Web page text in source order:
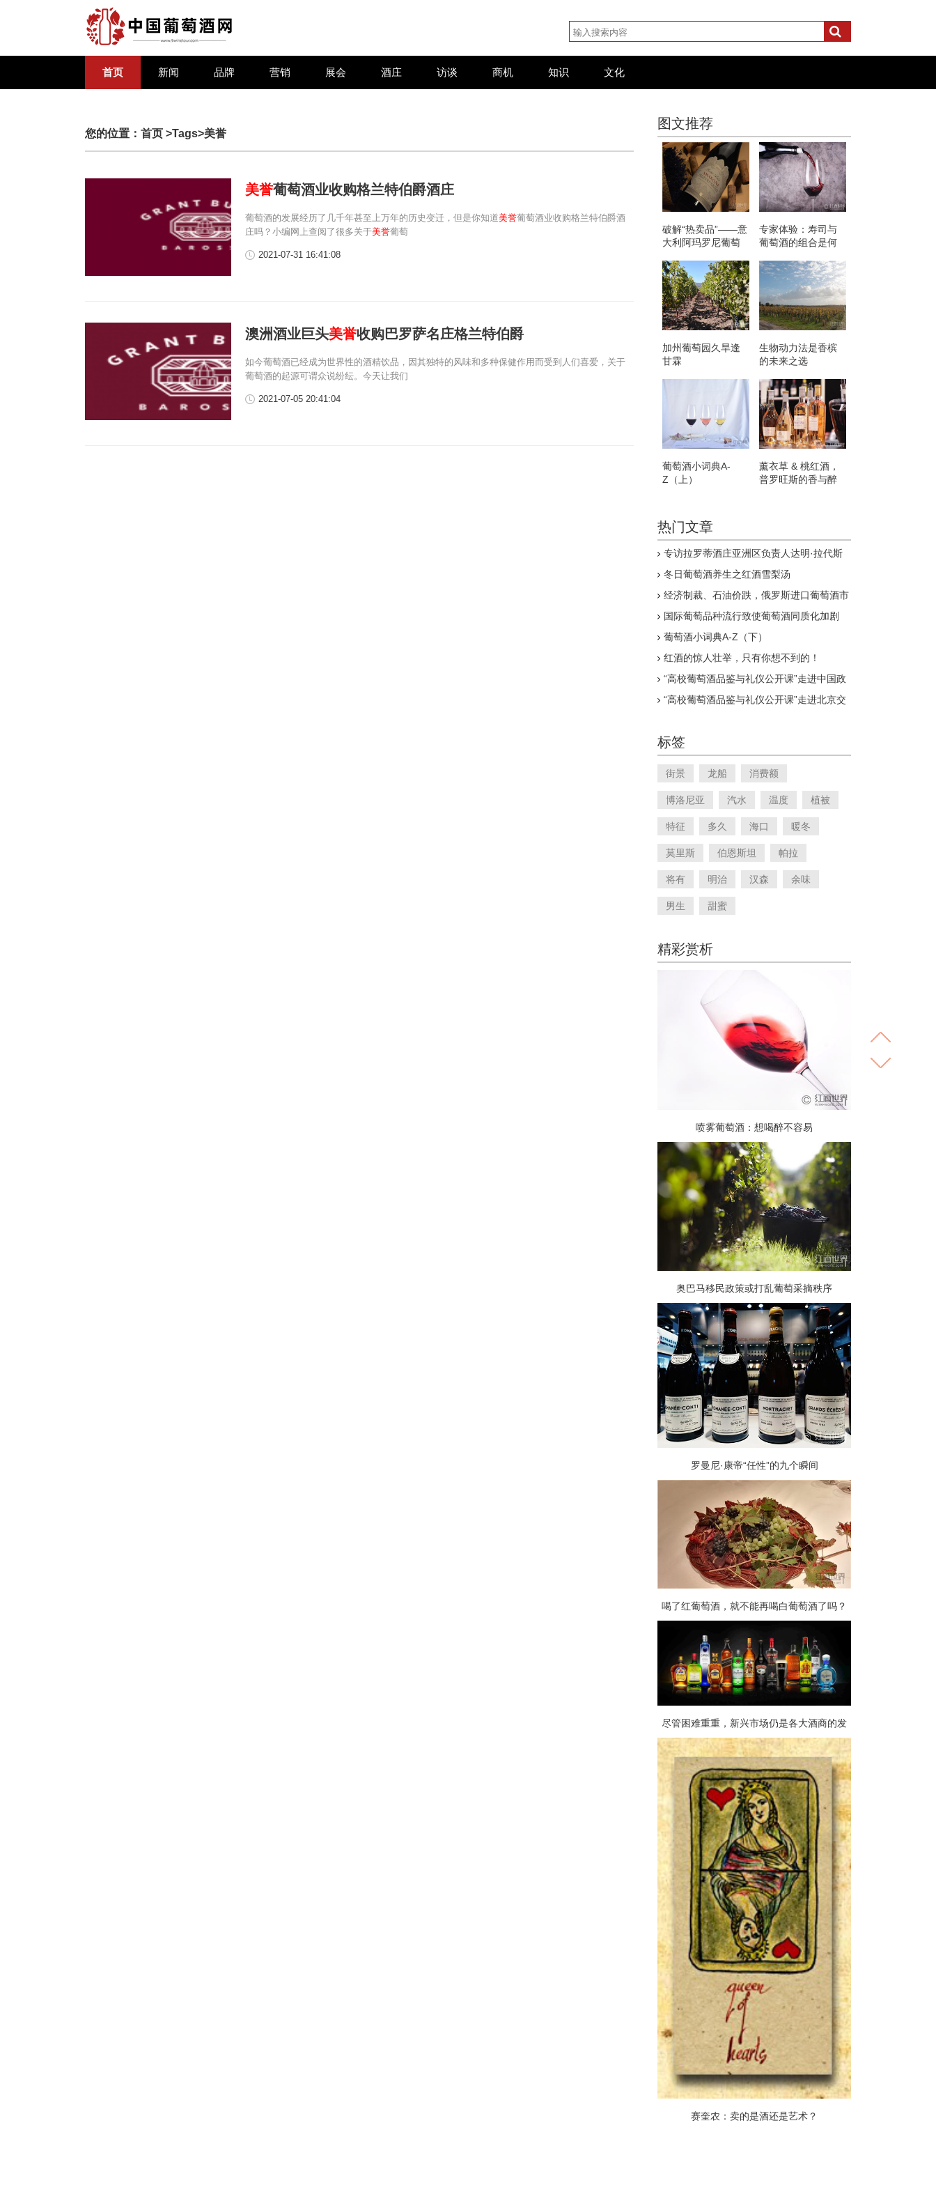
首页 新闻 品牌 营销 展会 酒庄 访谈 商机 知识 文化
您的位置： 首页 >Tags>美誉
美誉葡萄酒业收购格兰特伯爵酒庄
葡萄酒的发展经历了几千年甚至上万年的历史变迁，但是你知道美誉葡萄酒业收购格兰特伯爵酒
庄吗？小编网上查阅了很多关于美誉葡萄
2021-07-31 16:41:08
澳洲酒业巨头美誉收购巴罗萨名庄格兰特伯爵
如今葡萄酒已经成为世界性的酒精饮品，因其独特的风味和多种保健作用而受到人们喜爱，关于
葡萄酒的起源可谓众说纷纭。今天让我们
2021-07-05 20:41:04
图文推荐
破解“热卖品”——意
大利阿玛罗尼葡萄
专家体验：寿司与
葡萄酒的组合是何
加州葡萄园久旱逢
甘霖
生物动力法是香槟
的未来之选
葡萄酒小词典A-
Z（上）
薰衣草 & 桃红酒，
普罗旺斯的香与醉
热门文章
专访拉罗蒂酒庄亚洲区负责人达明·拉代斯
冬日葡萄酒养生之红酒雪梨汤
经济制裁、石油价跌，俄罗斯进口葡萄酒市
国际葡萄品种流行致使葡萄酒同质化加剧
葡萄酒小词典A-Z（下）
红酒的惊人壮举，只有你想不到的！
“高校葡萄酒品鉴与礼仪公开课”走进中国政
“高校葡萄酒品鉴与礼仪公开课”走进北京交
标签
街景 龙船 消费额
博洛尼亚 汽水 温度 植被
特征 多久 海口 暖冬
莫里斯 伯恩斯坦 帕拉
将有 明治 汉森 余味
男生 甜蜜
精彩赏析
喷雾葡萄酒：想喝醉不容易
奥巴马移民政策或打乱葡萄采摘秩序
罗曼尼·康帝“任性”的九个瞬间
喝了红葡萄酒，就不能再喝白葡萄酒了吗？
尽管困难重重，新兴市场仍是各大酒商的发
展重点
赛奎农：卖的是酒还是艺术？